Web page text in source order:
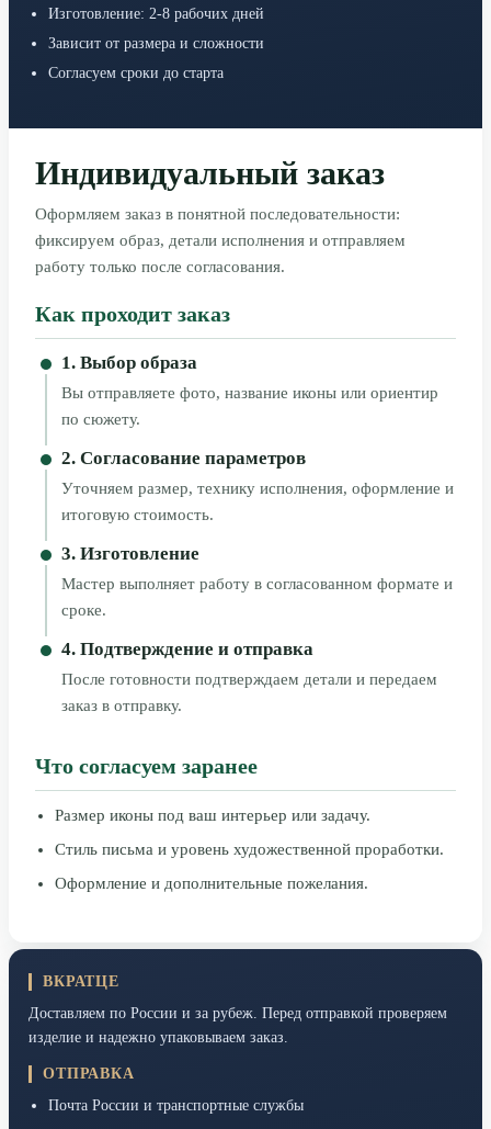
Изготовление: 2-8 рабочих дней
Зависит от размера и сложности
Согласуем сроки до старта
Индивидуальный заказ
Оформляем заказ в понятной последовательности:
фиксируем образ, детали исполнения и отправляем
работу только после согласования.
Как проходит заказ
1. Выбор образа
Вы отправляете фото, название иконы или ориентир
по сюжету.
2. Согласование параметров
Уточняем размер, технику исполнения, оформление и
итоговую стоимость.
3. Изготовление
Мастер выполняет работу в согласованном формате и
сроке.
4. Подтверждение и отправка
После готовности подтверждаем детали и передаем
заказ в отправку.
Что согласуем заранее
Размер иконы под ваш интерьер или задачу.
Стиль письма и уровень художественной проработки.
Оформление и дополнительные пожелания.
ВКРАТЦЕ
Доставляем по России и за рубеж. Перед отправкой проверяем
изделие и надежно упаковываем заказ.
ОТПРАВКА
Почта России и транспортные службы